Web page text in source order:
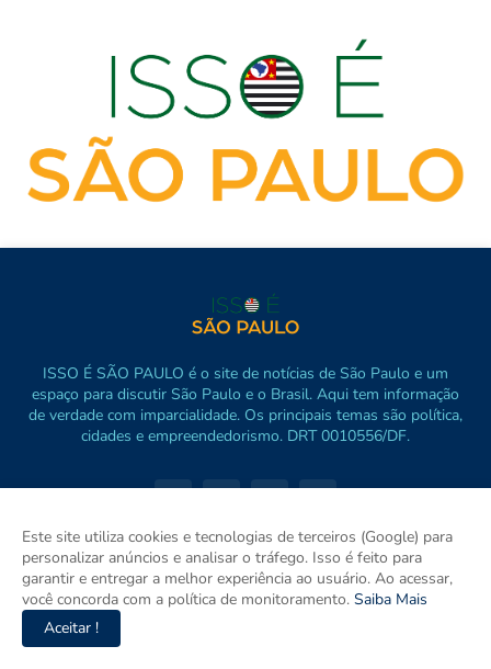
ISSO É SÃO PAULO é o site de notícias de São Paulo e um
espaço para discutir São Paulo e o Brasil. Aqui tem informação
de verdade com imparcialidade. Os principais temas são política,
cidades e empreendedorismo. DRT 0010556/DF.
Este site utiliza cookies e tecnologias de terceiros (Google) para
personalizar anúncios e analisar o tráfego. Isso é feito para
garantir e entregar a melhor experiência ao usuário. Ao acessar,
você concorda com a política de monitoramento. Saiba Mais
Aceitar !